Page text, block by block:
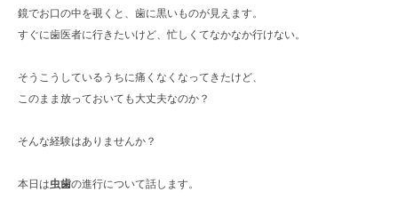
鏡でお口の中を覗くと、歯に黒いものが見えます。
すぐに歯医者に行きたいけど、忙しくてなかなか行けない。
そうこうしているうちに痛くなくなってきたけど、
このまま放っておいても大丈夫なのか？
そんな経験はありませんか？
本日は虫歯の進行について話します。